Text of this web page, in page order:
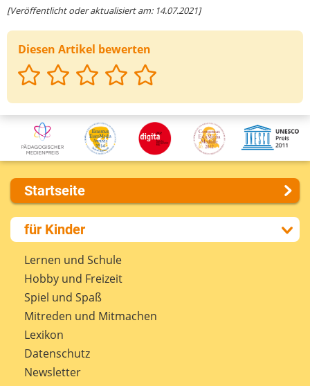
[Veröffentlicht oder aktualisiert am: 14.07.2021]
Diesen Artikel bewerten
Startseite
Über uns
Presse
Kontakt
Impressum
Internet-ABC Sitemap
Barrierefreiheit
Länderprojekte
für Kinder
Lernen und Schule
Hobby und Freizeit
Spiel und Spaß
Mitreden und Mitmachen
Lexikon
Datenschutz
Newsletter